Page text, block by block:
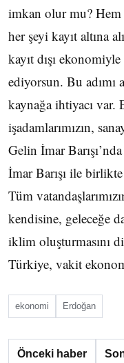
imkan olur mu? Hem
her şeyi kayıt altına
kayıt dışı
ediyorsun. Bu adımı
kaynağa ihtiyacı
işadamlarımızın,
Gelin İmar
İmar Barışı ile
Tüm
kendisine, geleceğe
iklim oluşturmasını
Türkiye, vakit
ekonomi Erdoğan
Önceki haber